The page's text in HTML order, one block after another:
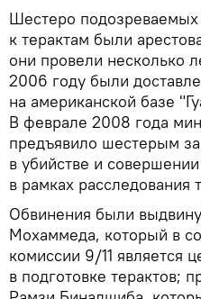
Шестеро подозреваемых
к терактам были
они провели несколько
2006 году были
на американской базе
В феврале 2008 года
предъявило шестерым
в убийстве и
в рамках расследования
Обвинения были
Мохаммеда, который в
комиссии 9/11 является
в подготовке терактов;